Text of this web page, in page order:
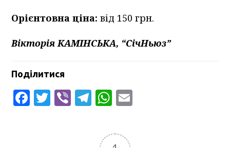
Орієнтовна ціна:від 150 грн.
Вікторія КАМІНСЬКА, “СічНьюз”
Поділитися
Facebook
Twitter
ViberTelegram
WhatsApp